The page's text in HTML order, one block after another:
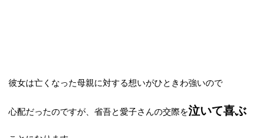
彼女は亡くなった母親に対する想いがひときわ強いので
心配だったのですが、省吾と愛子さんの交際を泣いて喜ぶ